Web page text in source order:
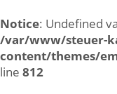
Notice: Undefined
/var/www/steuer-
content/themes/
line 812